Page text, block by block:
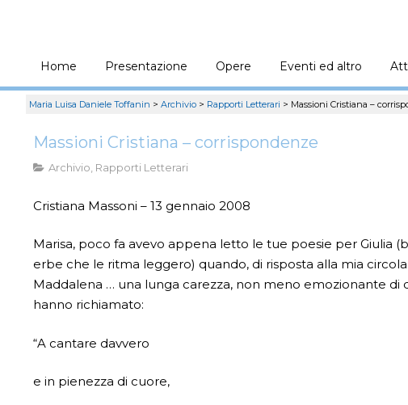
Home Presentazione Opere Eventi ed altro
Maria Luisa Daniele Toffanin > Archivio > Rapporti Letterari > Massioni Cristiana –
Massioni Cristiana – corrispondenze
Archivio Rapporti Letterari
Cristiana Massoni – 13 gennaio 2008
Marisa, poco fa avevo appena letto le tue poesie per Giulia
erbe che le ritma leggero) quando, di risposta alla mia
Maddalena … una lunga carezza, non meno emozionante
hanno richiamato:
“A cantare davvero
e in pienezza di cuore,